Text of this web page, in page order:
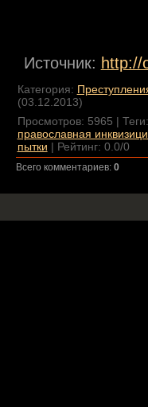
Источник: http://
Категория:
(03.12.2013)
Просмотров: 5965 | Теги:
православная
пытки | Рейтинг: 0.0/0
Всего комментариев: 0